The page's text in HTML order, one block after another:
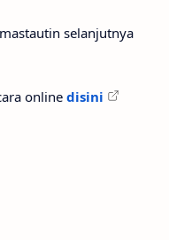
selanjutnya
online disini